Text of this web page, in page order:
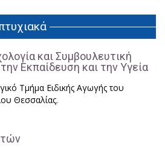
και Συμβουλευτική
Εκπαίδευση και την Υγεία
Τμήμα Ειδικής Αγωγής του
Θεσσαλίας.